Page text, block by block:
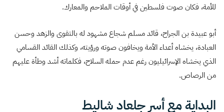
للأمة، فكان صوت فلسطين في أوقات الملاحم والمعارك.
أبو عبيدة بن الجراح، قائد مسلم شجاع مشهود له بالتقوى والزهد وحسن
العبادة، يخشاه أعداء الأمة ويخافون صوته ورؤيته، وكذلك القائد القسامي
الذي يخشاه الإسرائيليون رغم عدم حمله السلاح، فكلماته أشد وطأة عليهم
من الرصاص.
البداية مع أسر جلعاد شاليط